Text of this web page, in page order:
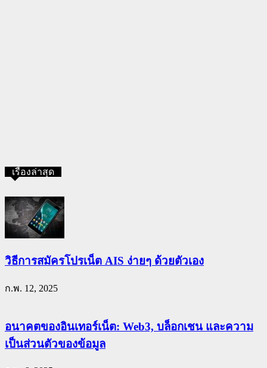
เรื่องล่าสุด
วิธีการสมัครโปรเน็ต AIS ง่ายๆ ด้วยตัวเอง
ก.พ. 12, 2025
อนาคตของอินเทอร์เน็ต: Web3, บล็อกเชน และความ
เป็นส่วนตัวของข้อมูล